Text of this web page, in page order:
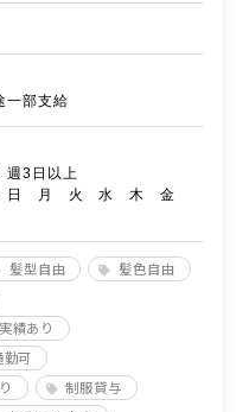
一部支給
週3日以上
：日 月 火 水 木 金
髪型自由
髪色自由
績あり
可
制服貸与